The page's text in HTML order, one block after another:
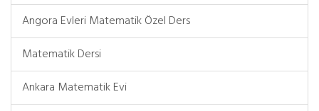
Angora Evleri Matematik Özel Ders
Matematik Dersi
Ankara Matematik Evi